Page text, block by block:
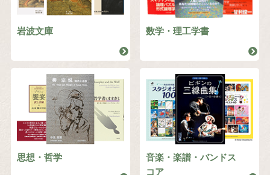
岩波文庫 数学・理工学書
思想・哲学
音楽・楽譜・バンドス
コア